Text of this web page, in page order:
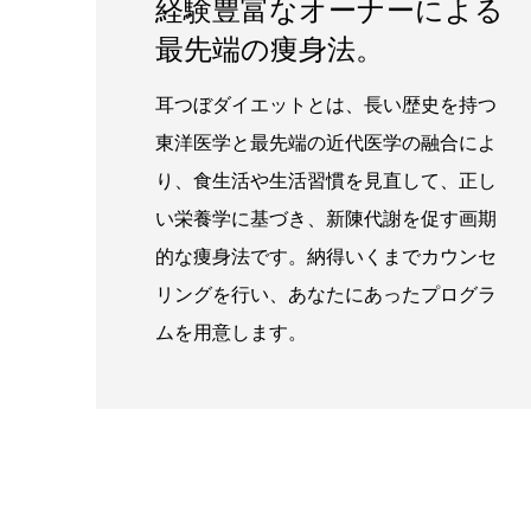
経験豊富なオーナーによる
最先端の痩身法。
耳つぼダイエットとは、長い歴史を持つ
東洋医学と最先端の近代医学の融合によ
り、食生活や生活習慣を見直して、正し
い栄養学に基づき、新陳代謝を促す画期
的な痩身法です。納得いくまでカウンセ
リングを行い、あなたにあったプログラ
ムを用意します。